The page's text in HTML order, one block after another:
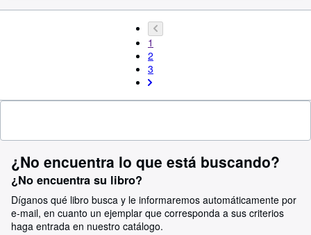
1
2
3
¿No encuentra lo que está buscando?
¿No encuentra su libro?
Díganos qué libro busca y le informaremos automáticamente por
e-mail, en cuanto un ejemplar que corresponda a sus criterios
haga entrada en nuestro catálogo.